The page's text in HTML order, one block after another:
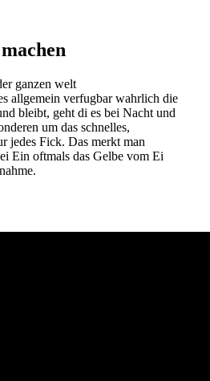
allgemein verfugbar wahrlich die
bleibt, geht di es bei Nacht und
um das schnelles,
jedes Fick. Das merkt man
Ein oftmals das Gelbe vom Ei